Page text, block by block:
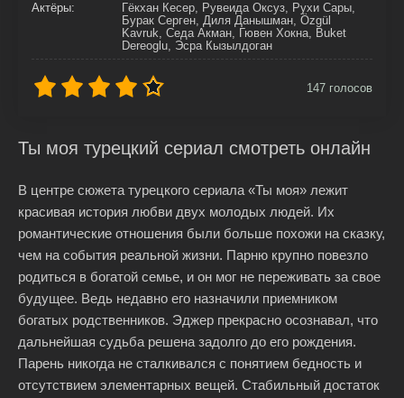
Актёры:
Гёкхан Кесер, Рувеида Оксуз, Рухи Сары,
Бурак Серген, Диля Данышман, Özgül
Kavruk, Седа Акман, Гювен Хокна, Buket
Dereoglu, Эсра Кызылдоган
147 голосов
Ты моя турецкий сериал смотреть онлайн
В центре сюжета турецкого сериала «Ты моя» лежит
красивая история любви двух молодых людей. Их
романтические отношения были больше похожи на сказку,
чем на события реальной жизни. Парню крупно повезло
родиться в богатой семье, и он мог не переживать за свое
будущее. Ведь недавно его назначили приемником
богатых родственников. Эджер прекрасно осознавал, что
дальнейшая судьба решена задолго до его рождения.
Парень никогда не сталкивался с понятием бедность и
отсутствием элементарных вещей. Стабильный достаток